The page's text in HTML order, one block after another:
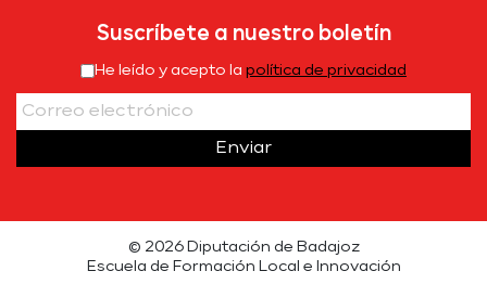
Suscríbete a nuestro boletín
He leído y acepto la política de privacidad
Enviar
© 2026 Diputación de Badajoz
Escuela de Formación Local e Innovación